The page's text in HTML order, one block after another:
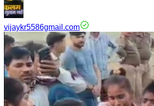
vijaykr5586gmail.com